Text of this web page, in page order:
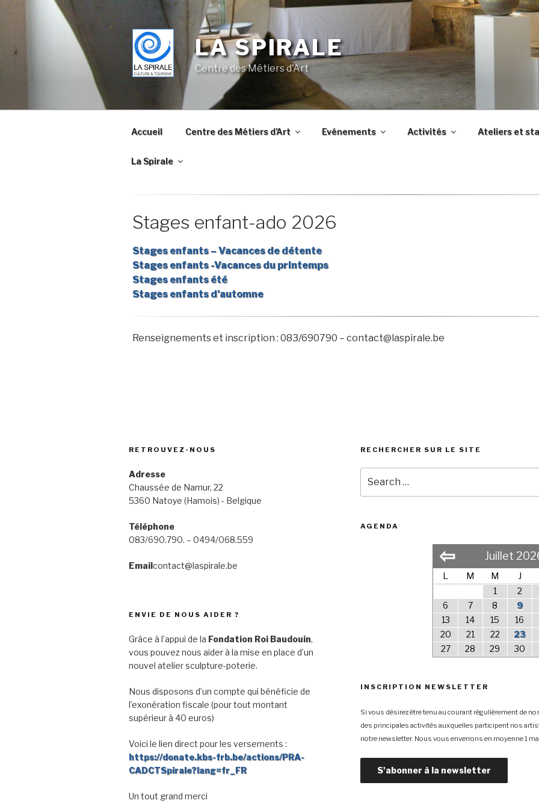
LA SPIRALE
Centre des Métiers d'Art
Accueil Centre des Métiers d’Art Evénements Activités Ateliers et
La Spirale
Stages enfant-ado 2026
Stages enfants – Vacances de détente
Stages enfants -Vacances du printemps
Stages enfants été
Stages enfants d’automne
Renseignements et inscription : 083/690790 – contact@laspirale.be
RETROUVEZ-NOUS
Adresse
Chaussée de Namur, 22
5360 Natoye (Hamois) - Belgique
Téléphone
083/690.790. – 0494/068.559
Emailcontact@laspirale.be
ENVIE DE NOUS AIDER ?
Grâce à l’appui de la Fondation Roi Baudouin,
vous pouvez nous aider à la mise en place d’un
nouvel atelier sculpture-poterie.
Nous disposons d’un compte qui bénéficie de
l’exonération fiscale (pour tout montant
supérieur à 40 euros)
Voici le lien direct pour les versements :
https://donate.kbs-frb.be/actions/PRA-
CADCTSpirale?lang=fr_FR
Un tout grand merci
RECHERCHER SUR LE SITE
for:
AGENDA
⇦ Juillet
L M M J
1 2
6
7 8 9
13
14 15 16
20
21 22 23
27
28 29 30
INSCRIPTION NEWSLETTER
Si vous désirez être tenu au courant régulièrement de
des principales activités auxquelles participent nos
notre newsletter. Nous vous enverrons en moyenne 1